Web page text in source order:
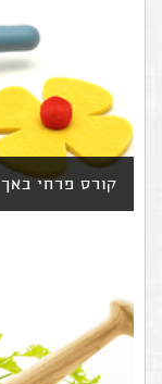
קורס פרחי באך